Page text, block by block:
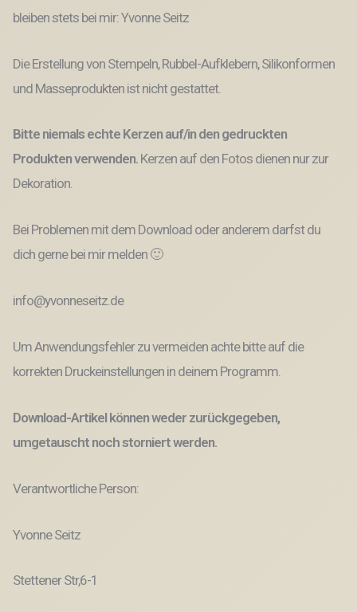
bleiben stets bei mir: Yvonne Seitz
Die Erstellung von Stempeln, Rubbel-Aufklebern, Silikonformen
und Masseprodukten ist nicht gestattet.
Bitte niemals echte Kerzen auf/in den gedruckten
Produkten verwenden. Kerzen auf den Fotos dienen nur zur
Dekoration.
Bei Problemen mit dem Download oder anderem darfst du
dich gerne bei mir melden 🙂
info@yvonneseitz.de
Um Anwendungsfehler zu vermeiden achte bitte auf die
korrekten Druckeinstellungen in deinem Programm.
Download-Artikel können weder zurückgegeben,
umgetauscht noch storniert werden.
Verantwortliche Person:
Yvonne Seitz
Stettener Str,6-1